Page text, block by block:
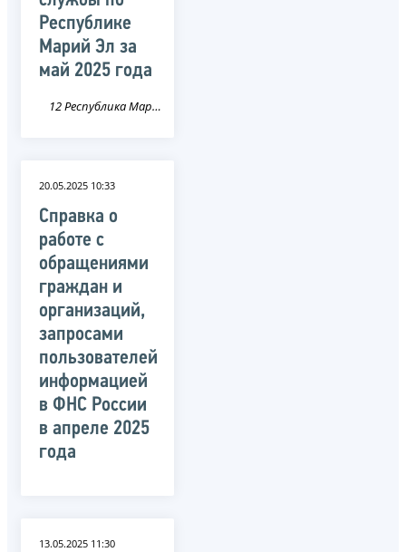
Республике
Марий Эл за
май 2025 года
12 Республика Марий Эл
20.05.2025 10:33
Справка о
работе с
обращениями
граждан и
организаций,
запросами
пользователей
информацией
в ФНС России
в апреле 2025
года
13.05.2025 11:30